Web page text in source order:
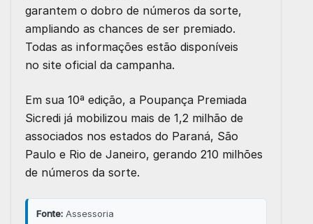
garantem o dobro de números da sorte,
ampliando as chances de ser premiado.
Todas as informações estão disponíveis
no site oficial da campanha.
Em sua 10ª edição, a Poupança Premiada
Sicredi já mobilizou mais de 1,2 milhão de
associados nos estados do Paraná, São
Paulo e Rio de Janeiro, gerando 210 milhões
de números da sorte.
Fonte: Assessoria